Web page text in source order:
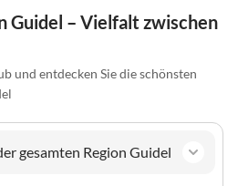
Guidel – Vielfalt zwischen
und entdecken Sie die schönsten
gesamten Region Guidel